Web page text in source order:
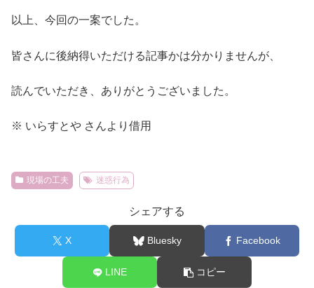
以上、今回の一案でした。
皆さんに後納得いただける記事かは分かりませんが、
読んでいただき、ありがとうございました。
※ いらすとや さんより借用
現場の工夫 迷惑行為
シェアする
X Bluesky Facebook
LINE コピー